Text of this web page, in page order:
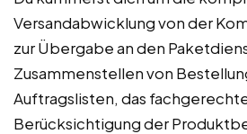
Versandabwicklung von der
zur Übergabe an den
Zusammenstellen von
Auftragslisten, das
Berücksichtigung der